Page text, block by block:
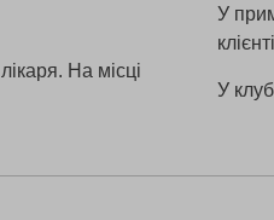
На місці
У
У